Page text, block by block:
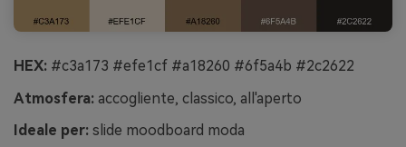
HEX: #c3a173 #efe1cf #a18260 #6f5a4b #2c2622
Atmosfera: accogliente, classico, all'aperto
Ideale per: slide moodboard moda